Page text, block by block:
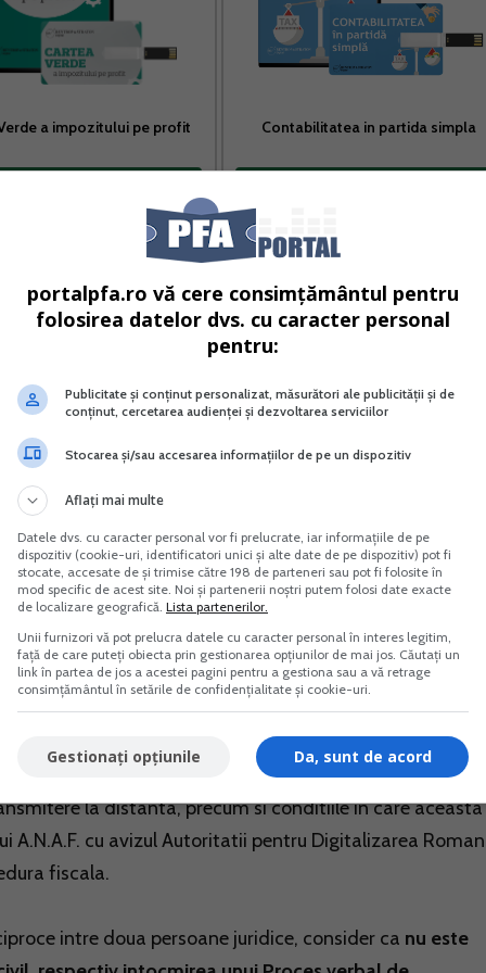
a impozitului pe profit Contabilitatea in partida simpla
71/2011 pentru punerea in aplicare a Legii nr. 287/2009
la art. 3 din Codul civil include categoriile de
si orice alte persoane autorizate sa desfasoare
aceste notiuni sunt prevazute de lege, la data
persoane juridice cu scopul stingerii datoriilor
fiscal competent prin intermediul S.P.V.
aprobarea Procedurii de comunicare prin mijloace
fiscal central si persoanele fizice, persoanele
in baza prevederilor art. 79 " Transmiterea
de transmitere la distanta" alin. (4) "(4) In cazul
de catre contribuabil/platitor organului fiscal central,
procedura de transmitere a cererilor, inscrisurilor ori
la distanta, precum si conditiile in care aceasta
A.N.A.F. cu avizul Autoritatii pentru Digitalizarea
fiscala.
intre doua persoane juridice, consider ca nu este
portalpfa.ro vă cere consimțământul pentru
folosirea datelor dvs. cu caracter personal
pentru:
Publicitate și conținut personalizat, măsurători ale publicității și de
conținut, cercetarea audienței și dezvoltarea serviciilor
Stocarea și/sau accesarea informațiilor de pe un dispozitiv
Aflați mai multe
Datele dvs. cu caracter personal vor fi prelucrate, iar informațiile de pe
dispozitiv (cookie-uri, identificatori unici și alte date de pe dispozitiv) pot fi
stocate, accesate de și trimise către 198 de parteneri sau pot fi folosite în
mod specific de acest site. Noi și partenerii noștri putem folosi date exacte
de localizare geografică. Lista partenerilor.
Unii furnizori vă pot prelucra datele cu caracter personal în interes legitim,
față de care puteți obiecta prin gestionarea opțiunilor de mai jos. Căutați un
link în partea de jos a acestei pagini pentru a gestiona sau a vă retrage
consimțământul în setările de confidențialitate și cookie-uri.
Da, sunt de acord
Gestionați opțiunile